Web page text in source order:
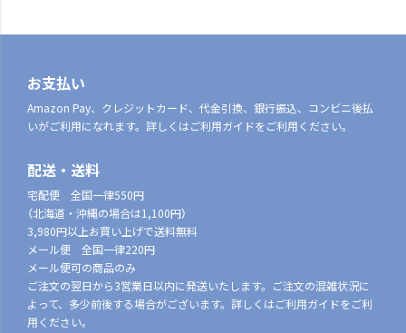
お支払い
Amazon Pay、クレジットカード、代金引換、銀行振込、コンビニ後払
いがご利用になれます。詳しくはご利用ガイドをご利用ください。
配送・送料
宅配便 全国一律550円
（北海道・沖縄の場合は1,100円）
3,980円以上お買い上げで送料無料
メール便 全国一律220円
メール便可の商品のみ
ご注文の翌日から3営業日以内に発送いたします。ご注文の混雑状況に
よって、多少前後する場合がございます。詳しくはご利用ガイドをご利
用ください。